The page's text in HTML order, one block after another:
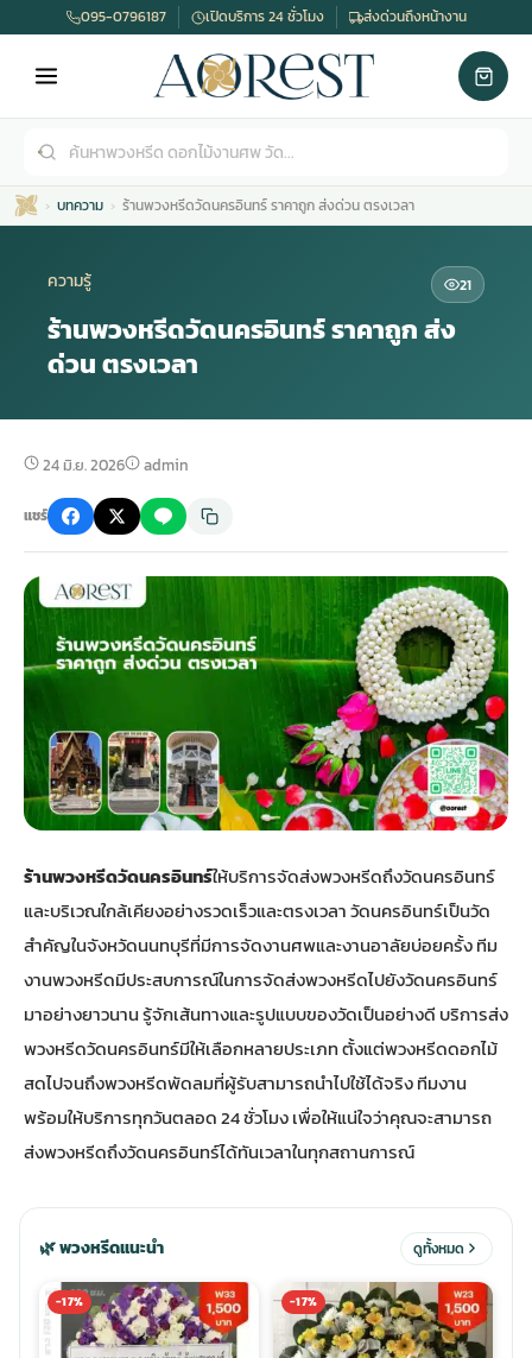
ดอกไม้หน้าศพ
จัดดอกไม้หน้าศพ
ดอกไม้หน้าหีบ
ดอกไม้หน้างานศพ
ดอกไม้หน้าโลง
จัดดอกไม้หน้ารูป
ดอกไม้ศพ
ดอกไม้งานศพ ส่งด่วน
ดอกไม้งานศพ กรุงเทพ
ดอกไม้งานศพ ราคาถูก
พวงหรีด กรุงเทพ
สั่งพวงหรีด
ร้านพวงหรีด
ดอกไม้พวงหรีด
พวงหรีดปทุม
พวงหรีดพระราม 2
พวงหรีดราคาถูก
พวงหรีดดอกไม้สด
พวงหรีดดอกไม้สด ราคาถูก
ร้านพวงหรีด กรุงเทพ ส่งฟรี
มรุสีขาว
ไม้หน้าเมรุ
กไม้หน้าเมรุ
น้าเมรุ ราคา
มรุ กรุงเทพ
ม้หน้าเมรุ
ระดับเมรุ
น้าเมรุ กรุงเทพ
ไม้งานแต่ง
ไม้งานแต่ง ราคาถูก
ไม้งานแต่ง กรุงเทพ
อกไม้งานแต่ง
ดอกไม้งานแต่ง
ไม้งานแต่ง แบบสวยๆ
พวงหรีดพัดลม
พวงหรีดพัดลม ราคาถูก
พวงหรีดพัดลม กรุงเทพ
พวงหรีดพัดลม ส่งด่วน
สั่งพวงหรีดพัดลม
ร้านพวงหรีดพัดลม
พวงหรีดพัดลม แบบสวยๆ
รับจัดงานศพ
รับจัดงานศพ ครบวงจร
รับจัดงานศพ กรุงเทพ
แพ็คเกจจัดงานศพ
ค่าใช้จ่ายจัดงานศพ
จัดงานศพ วัด
จัดงานศพ ราคาถูก
095-0796187 เปิดบริการ 24 ชั่วโมง ส่งด่วนถึงหน้างาน
บทความ ร้านพวงหรีดวัดนครอินทร์ ราคาถูก ส่งด่วน ตรงเวลา
ความรู้ 21
ร้านพวงหรีดวัดนครอินทร์ ราคาถูก ส่ง
ด่วน ตรงเวลา
24 มิ.ย. 2026 admin
แชร์
ร้านพวงหรีดวัดนครอินทร์ให้บริการจัดส่งพวงหรีดถึงวัดนครอินทร์
และบริเวณใกล้เคียงอย่างรวดเร็วและตรงเวลา วัดนครอินทร์เป็นวัด
สำคัญในจังหวัดนนทบุรีที่มีการจัดงานศพและงานอาลัยบ่อยครั้ง ทีม
งานพวงหรีดมีประสบการณ์ในการจัดส่งพวงหรีดไปยังวัดนครอินทร์
มาอย่างยาวนาน รู้จักเส้นทางและรูปแบบของวัดเป็นอย่างดี บริการส่ง
พวงหรีดวัดนครอินทร์มีให้เลือกหลายประเภท ตั้งแต่พวงหรีดดอกไม้
สดไปจนถึงพวงหรีดพัดลมที่ผู้รับสามารถนำไปใช้ได้จริง ทีมงาน
พร้อมให้บริการทุกวันตลอด 24 ชั่วโมง เพื่อให้แน่ใจว่าคุณจะสามารถ
ส่งพวงหรีดถึงวัดนครอินทร์ได้ทันเวลาในทุกสถานการณ์
🌿 พวงหรีดแนะนำ ดูทั้งหมด
-17% -17%